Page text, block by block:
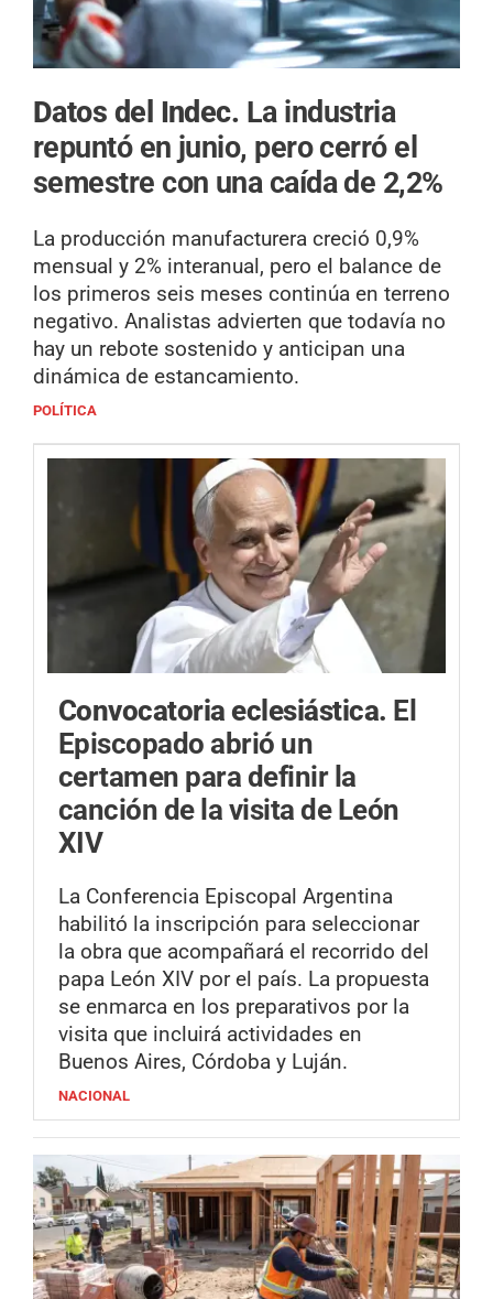
Datos del Indec. La industria
repuntó en junio, pero cerró el
semestre con una caída de 2,2%
La producción manufacturera creció 0,9%
mensual y 2% interanual, pero el balance de
los primeros seis meses continúa en terreno
negativo. Analistas advierten que todavía no
hay un rebote sostenido y anticipan una
dinámica de estancamiento.
POLÍTICA
Convocatoria eclesiástica. El
Episcopado abrió un
certamen para definir la
canción de la visita de León
XIV
La Conferencia Episcopal Argentina
habilitó la inscripción para seleccionar
la obra que acompañará el recorrido del
papa León XIV por el país. La propuesta
se enmarca en los preparativos por la
visita que incluirá actividades en
Buenos Aires, Córdoba y Luján.
NACIONAL